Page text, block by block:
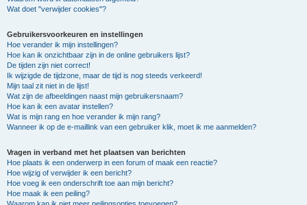
Wat doet "verwijder cookies"?
Gebruikersvoorkeuren en instellingen
Hoe verander ik mijn instellingen?
Hoe kan ik onzichtbaar zijn in de online gebruikers lijst?
De tijden zijn niet correct!
Ik wijzigde de tijdzone, maar de tijd is nog steeds verkeerd!
Mijn taal zit niet in de lijst!
Wat zijn de afbeeldingen naast mijn gebruikersnaam?
Hoe kan ik een avatar instellen?
Wat is mijn rang en hoe verander ik mijn rang?
Wanneer ik op de e-maillink van een gebruiker klik, moet ik me aanmelden?
Vragen in verband met het plaatsen van berichten
Hoe plaats ik een onderwerp in een forum of maak een reactie?
Hoe wijzig of verwijder ik een bericht?
Hoe voeg ik een onderschrift toe aan mijn bericht?
Hoe maak ik een peiling?